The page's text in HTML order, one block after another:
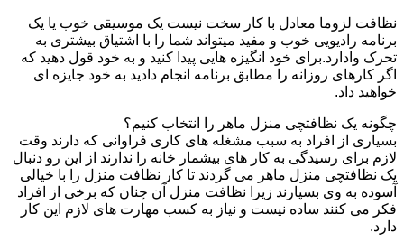
نظافت لزوما معادل با کار سخت نیست یک موسیقی خوب یا یک
برنامه رادیویی خوب و مفید میتواند شما را با اشتیاق بیشتری به
تحرک وادارد.برای خود انگیزه هایی پیدا کنید و به خود قول دهید که
اگر کارهای روزانه را مطابق برنامه انجام دادید به خود جایزه ای
خواهید داد.
چگونه یک نظافتچی منزل ماهر را انتخاب کنیم؟
بسیاری از افراد به سبب مشغله های کاری فراوانی که دارند وقت
لازم برای رسیدگی به کار های بیشمار خانه را ندارند از این رو دنبال
یک نظافتچی منزل ماهر می گردند تا کار نظافت منزل را با خیالی
آسوده به وی بسپارند زیرا نظافت منزل آن چنان که برخی از افراد
فکر می کنند ساده نیست و نیاز به کسب مهارت های لازم این کار
دارد.